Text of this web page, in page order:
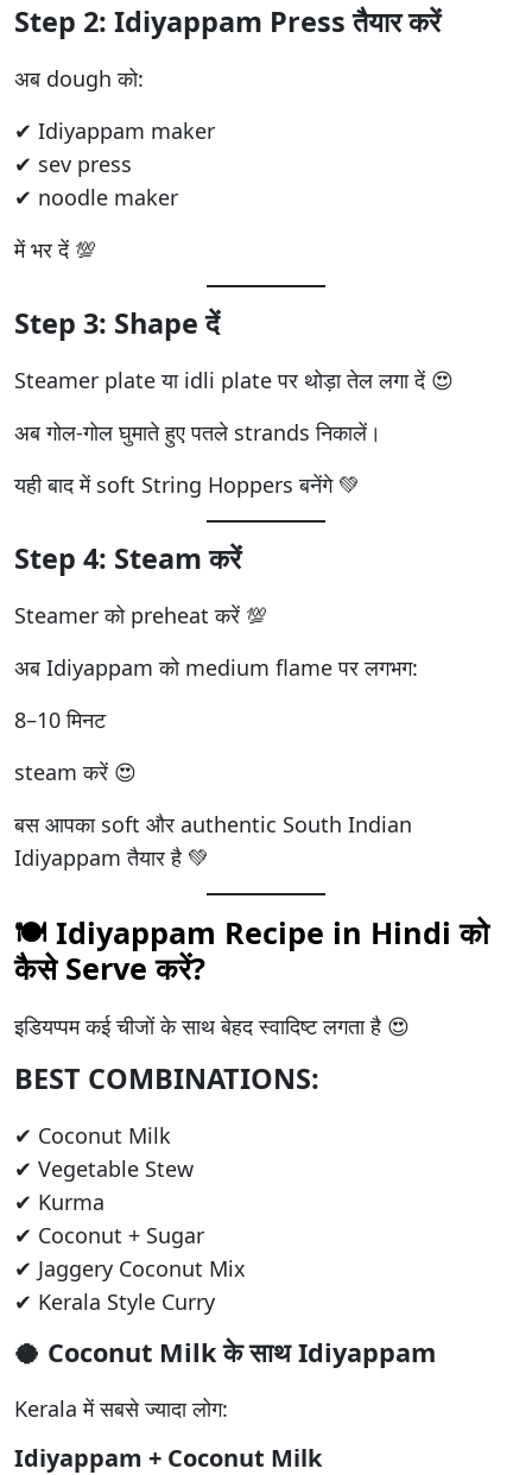
Step 2: Idiyappam Press तैयार करें
अब dough को:
✔ Idiyappam maker
✔ sev press
✔ noodle maker
में भर दें 💯
Step 3: Shape दें
Steamer plate या idli plate पर थोड़ा तेल लगा दें 😍
अब गोल-गोल घुमाते हुए पतले strands निकालें।
यही बाद में soft String Hoppers बनेंगे 💚
Step 4: Steam करें
Steamer को preheat करें 💯
अब Idiyappam को medium flame पर लगभग:
8–10 मिनट
steam करें 😍
बस आपका soft और authentic South Indian
Idiyappam तैयार है 💚
🍽️ Idiyappam Recipe in Hindi को
कैसे Serve करें?
इडियप्पम कई चीजों के साथ बेहद स्वादिष्ट लगता है 😍
BEST COMBINATIONS:
✔ Coconut Milk
✔ Vegetable Stew
✔ Kurma
✔ Coconut + Sugar
✔ Jaggery Coconut Mix
✔ Kerala Style Curry
🥥 Coconut Milk के साथ Idiyappam
Kerala में सबसे ज्यादा लोग:
Idiyappam + Coconut Milk